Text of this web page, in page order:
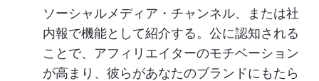
ソーシャルメディア・チャンネル、または社
内報で機能として紹介する。公に認知される
ことで、アフィリエイターのモチベーション
が高まり、彼らがあなたのブランドにもたら